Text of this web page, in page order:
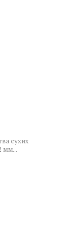
сухих
мм...